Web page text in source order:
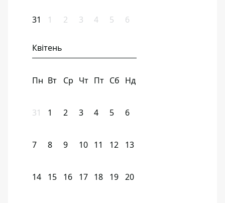
31 1 2 3 4 5 6
Квітень
Пн Вт Ср Чт Пт Сб Нд
31 1 2 3 4 5 6
7 8 9 10 11 12 13
14 15 16 17 18 19 20